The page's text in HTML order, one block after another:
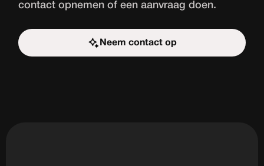
contact opnemen of een aanvraag doen.
Neem contact op
Start de uitdaging